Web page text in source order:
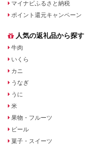
マイナビふるさと納税
ポイント還元キャンペーン
人気の返礼品から探す
牛肉
いくら
カニ
うなぎ
うに
米
果物・フルーツ
ビール
菓子・スイーツ